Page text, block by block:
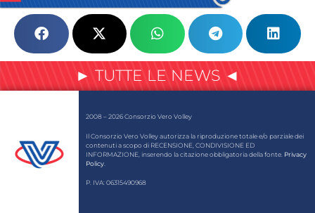
► TUTTE LE NEWS ◄
2008 – 2026 Consorzio Vero Volley
Il Consorzio Vero Volley autorizza la riproduzione totale e/o parziale dei
contenuti a scopo di RECENSIONE, CONDIVISIONE ED
INFORMAZIONE, inserendo la citazione obbligatoria della fonte. Privacy
Policy
P. IVA: 06315490968